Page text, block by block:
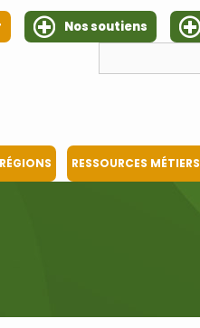
Nos soutiens
RESSOURCES MÉTIERS